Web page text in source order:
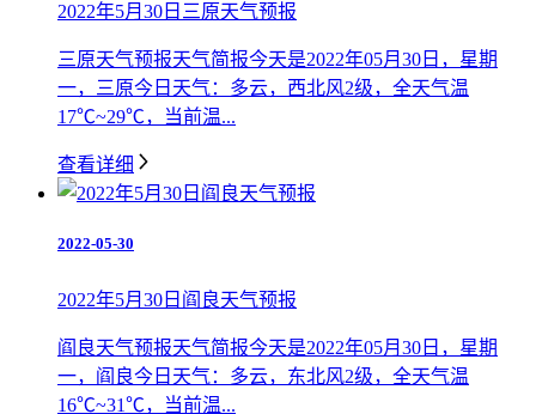
2022年5月30日三原天气预报
三原天气预报天气简报今天是2022年05月30日，星期
一，三原今日天气：多云，西北风2级，全天气温
17℃~29℃，当前温...
查看详细
2022-05-30
2022年5月30日阎良天气预报
阎良天气预报天气简报今天是2022年05月30日，星期
一，阎良今日天气：多云，东北风2级，全天气温
16℃~31℃，当前温...